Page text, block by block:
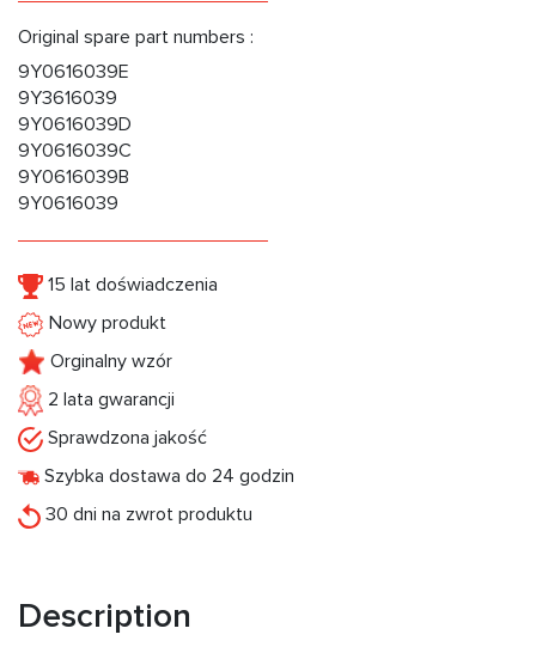
Original spare part numbers :
9Y0616039E
9Y3616039
9Y0616039D
9Y0616039C
9Y0616039B
9Y0616039
15 lat doświadczenia
Nowy produkt
Orginalny wzór
2 lata gwarancji
Sprawdzona jakość
Szybka dostawa do 24 godzin
30 dni na zwrot produktu
Description